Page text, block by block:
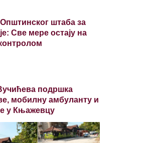
штаба за
Све мере остају на
подршка
мобилну амбуланту и
у Књажевцу